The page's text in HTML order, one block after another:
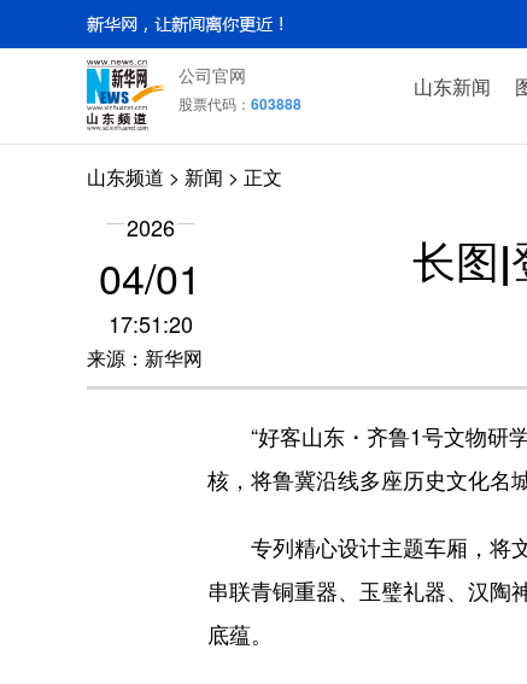
公司官网
股票代码： 603888
山东新闻
山东频道 > 新闻 > 正文
2026
04/01
17:51:20
来源：新华网
长图|
“好客山东・齐鲁1号文物研学
核，将鲁冀沿线多座历史文化名
专列精心设计主题车厢，将文
串联青铜重器、玉璧礼器、汉陶
底蕴。